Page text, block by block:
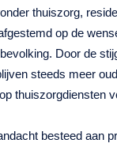
thuiszorg,
op de
Door de
steeds meer
thuiszorgdiensten
besteed aan